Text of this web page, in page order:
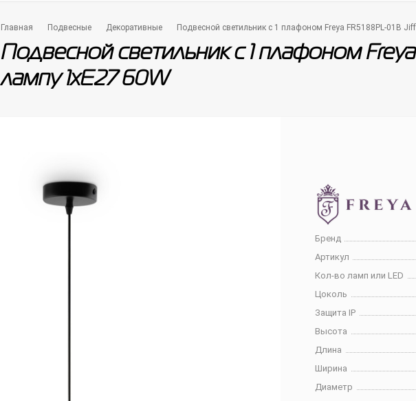
Главная Подвесные Декоративные Подвесной светильник с 1 плафоном Freya FR5188PL-01B
Подвесной светильник с 1 плафоном
лампу 1xE27 60W
Бренд
Артикул
Кол-во ламп или LED
Цоколь
Защита IP
Высота
Длина
Ширина
Диаметр